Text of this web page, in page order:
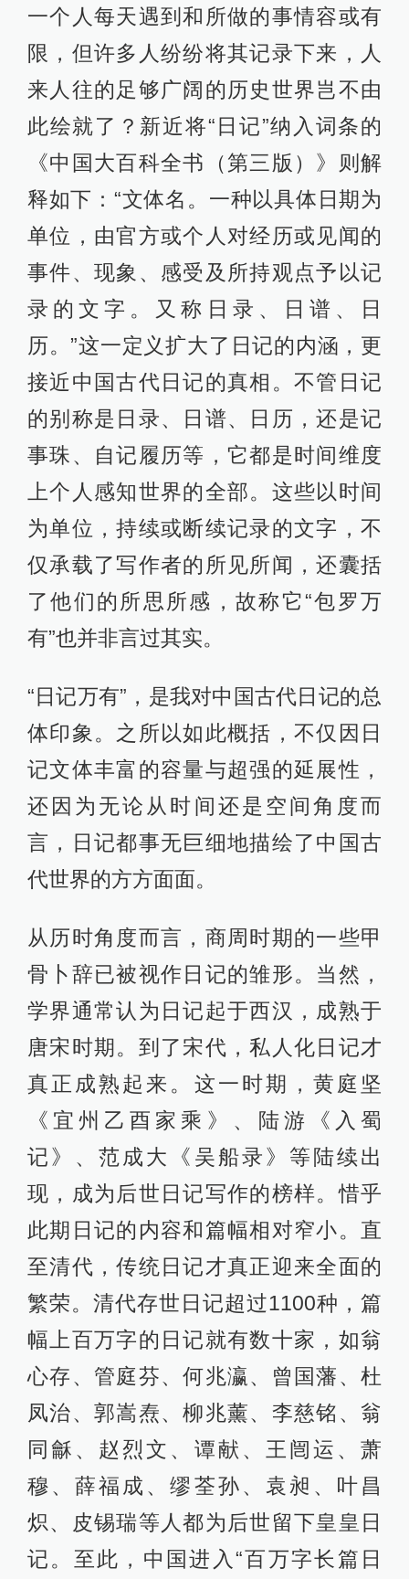
一个人每天遇到和所做的事情容或有
限，但许多人纷纷将其记录下来，人
来人往的足够广阔的历史世界岂不由
此绘就了？新近将“日记”纳入词条的
《中国大百科全书（第三版）》则解
释如下：“文体名。一种以具体日期为
单位，由官方或个人对经历或见闻的
事件、现象、感受及所持观点予以记
录的文字。又称日录、日谱、日
历。”这一定义扩大了日记的内涵，更
接近中国古代日记的真相。不管日记
的别称是日录、日谱、日历，还是记
事珠、自记履历等，它都是时间维度
上个人感知世界的全部。这些以时间
为单位，持续或断续记录的文字，不
仅承载了写作者的所见所闻，还囊括
了他们的所思所感，故称它“包罗万
有”也并非言过其实。
“日记万有”，是我对中国古代日记的总
体印象。之所以如此概括，不仅因日
记文体丰富的容量与超强的延展性，
还因为无论从时间还是空间角度而
言，日记都事无巨细地描绘了中国古
代世界的方方面面。
从历时角度而言，商周时期的一些甲
骨卜辞已被视作日记的雏形。当然，
学界通常认为日记起于西汉，成熟于
唐宋时期。到了宋代，私人化日记才
真正成熟起来。这一时期，黄庭坚
《宜州乙酉家乘》、陆游《入蜀
记》、范成大《吴船录》等陆续出
现，成为后世日记写作的榜样。惜乎
此期日记的内容和篇幅相对窄小。直
至清代，传统日记才真正迎来全面的
繁荣。清代存世日记超过1100种，篇
幅上百万字的日记就有数十家，如翁
心存、管庭芬、何兆瀛、曾国藩、杜
凤治、郭嵩焘、柳兆薰、李慈铭、翁
同龢、赵烈文、谭献、王闿运、萧
穆、薛福成、缪荃孙、袁昶、叶昌
炽、皮锡瑞等人都为后世留下皇皇日
记。至此，中国进入“百万字长篇日